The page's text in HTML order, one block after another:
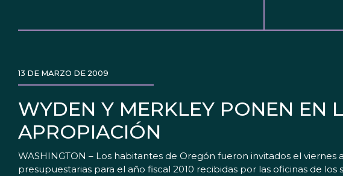
WYDEN Y MERKLEY PONEN EN
APROPIACIÓN
13 DE MARZO DE 2009
WASHINGTON – Los habitantes de Oregón fueron invitados el
presupuestarias para el año fiscal 2010 recibidas por las oficinas de